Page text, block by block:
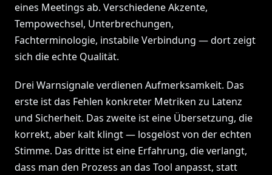
eines Meetings ab. Verschiedene Akzente,
Tempowechsel, Unterbrechungen,
Fachterminologie, instabile Verbindung — dort zeigt
sich die echte Qualität.
Drei Warnsignale verdienen Aufmerksamkeit. Das
erste ist das Fehlen konkreter Metriken zu Latenz
und Sicherheit. Das zweite ist eine Übersetzung, die
korrekt, aber kalt klingt — losgelöst von der echten
Stimme. Das dritte ist eine Erfahrung, die verlangt,
dass man den Prozess an das Tool anpasst, statt